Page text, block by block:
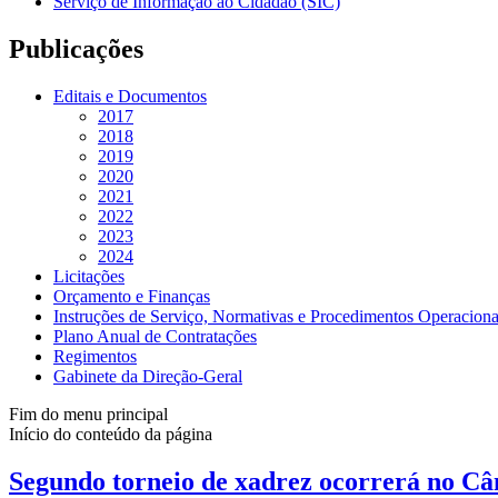
Publicações
Editais e Documentos
2017
2018
2019
2020
2021
2022
2023
2024
Licitações
Orçamento e Finanças
Instruções de Serviço, Normativas e Procedimentos
Plano Anual de Contratações
Regimentos
Gabinete da Direção-Geral
Fim do menu principal
Início do conteúdo da página
Segundo torneio de xadrez ocorrerá no